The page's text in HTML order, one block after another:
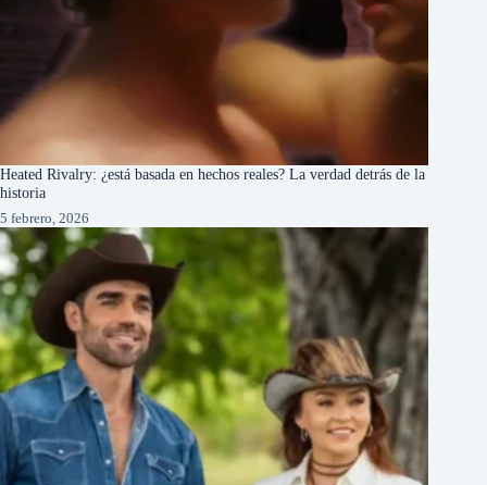
Heated Rivalry: ¿está basada en hechos reales? La verdad detrás de la
historia
5 febrero, 2026